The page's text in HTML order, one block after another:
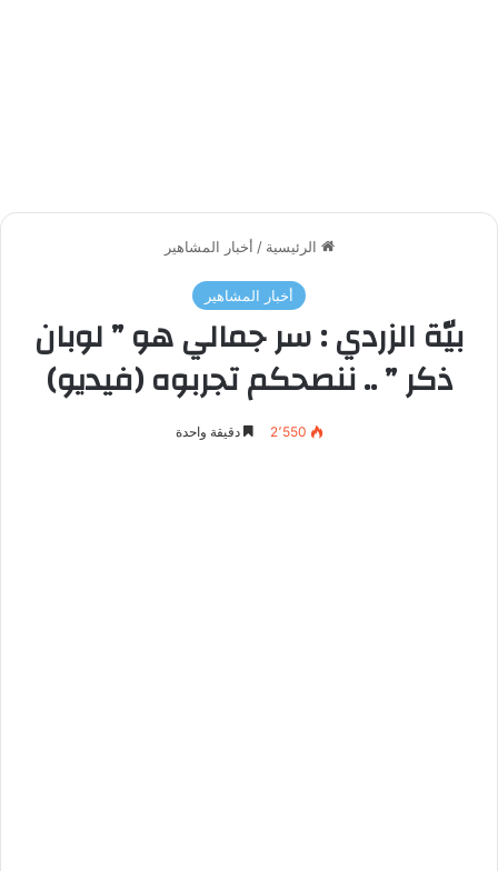
الرئيسية / أخبار المشاهير
أخبار المشاهير
بيّة الزردي : سر جمالي هو ” لوبان
ذكر ” .. ننصحكم تجربوه (فيديو)
2٬550 دقيقة واحدة